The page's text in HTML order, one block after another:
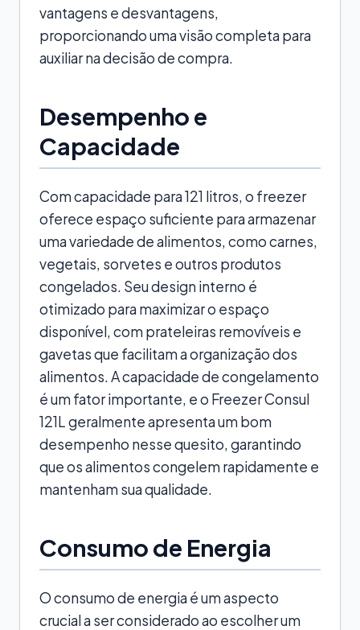
vantagens e desvantagens,
proporcionando uma visão completa para
auxiliar na decisão de compra.
Desempenho e
Capacidade
Com capacidade para 121 litros, o freezer
oferece espaço suficiente para armazenar
uma variedade de alimentos, como carnes,
vegetais, sorvetes e outros produtos
congelados. Seu design interno é
otimizado para maximizar o espaço
disponível, com prateleiras removíveis e
gavetas que facilitam a organização dos
alimentos. A capacidade de congelamento
é um fator importante, e o Freezer Consul
121L geralmente apresenta um bom
desempenho nesse quesito, garantindo
que os alimentos congelem rapidamente e
mantenham sua qualidade.
Consumo de Energia
O consumo de energia é um aspecto
crucial a ser considerado ao escolher um